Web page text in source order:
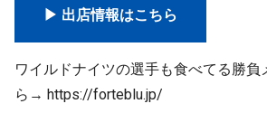
▶ 出店情報はこちら
ワイルドナイツの選手も食べてる勝負
ら→ https://forteblu.jp/